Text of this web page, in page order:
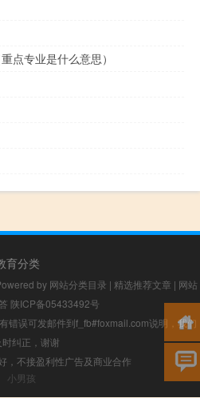
点专业是什么意思）
育分类
by 网站分类目录 | 精选推荐文章 | 网站
陕ICP备05433492号
错误可发邮件到f_fb#foxmail.com说明，我们
时纠正，谢谢
，不接盈利性广告及商业合作
小男孩